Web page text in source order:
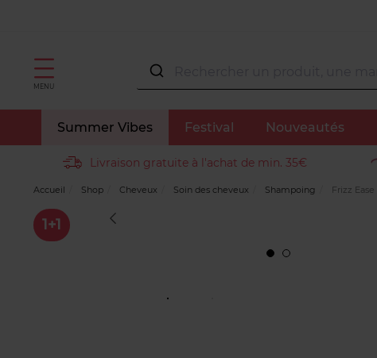
MENU
Summer Vibes Festival Nouveautés
Livraison gratuite à l'achat de min. 35€
Accueil Shop Cheveux Soin des cheveux Shampoing Frizz
1+1